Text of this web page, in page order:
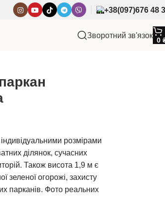
+38(097)676 48
Зворотний зв'язок
0
розмірами
ділянок, сучасних
Також висота 1,9 м є
зеленої огорожі, захисту
парканів. Фото реальних